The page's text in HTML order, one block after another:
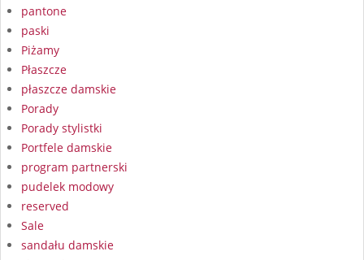
pantone
paski
Piżamy
Płaszcze
płaszcze damskie
Porady
Porady stylistki
Portfele damskie
program partnerski
pudelek modowy
reserved
Sale
sandału damskie